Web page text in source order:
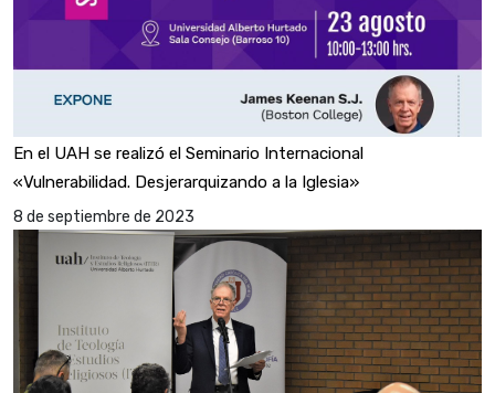
En el UAH se realizó el Seminario Internacional
«Vulnerabilidad. Desjerarquizando a la Iglesia»
8 de septiembre de 2023